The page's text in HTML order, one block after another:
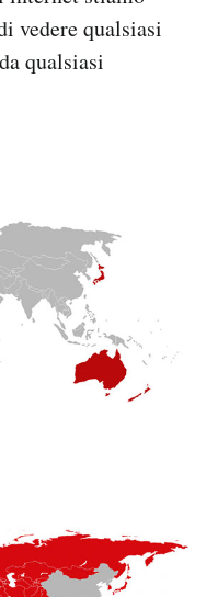
vedere qualsiasi
qualsiasi